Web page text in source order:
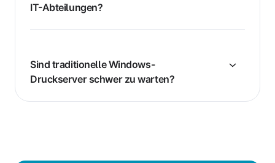
IT-Abteilungen?
Sind traditionelle Windows-
Druckserver schwer zu warten?